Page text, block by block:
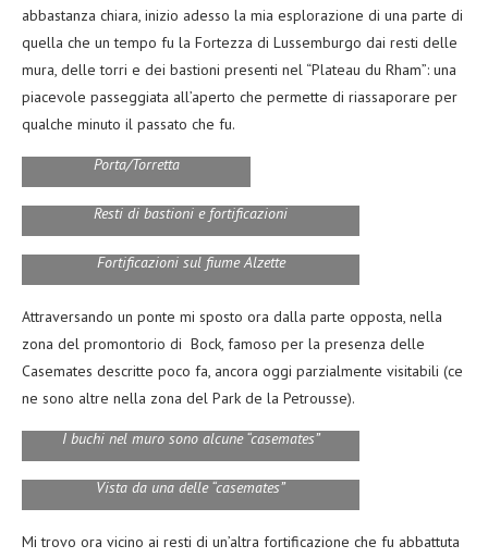
abbastanza chiara, inizio adesso la mia esplorazione di una parte di
quella che un tempo fu la Fortezza di Lussemburgo dai resti delle
mura, delle torri e dei bastioni presenti nel “Plateau du Rham”: una
piacevole passeggiata all’aperto che permette di riassaporare per
qualche minuto il passato che fu.
Porta/Torretta
Resti di bastioni e fortificazioni
Fortificazioni sul fiume Alzette
Attraversando un ponte mi sposto ora dalla parte opposta, nella
zona del promontorio di Bock, famoso per la presenza delle
Casemates descritte poco fa, ancora oggi parzialmente visitabili (ce
ne sono altre nella zona del Park de la Petrousse).
I buchi nel muro sono alcune “casemates”
Vista da una delle “casemates”
Mi trovo ora vicino ai resti di un’altra fortificazione che fu abbattuta